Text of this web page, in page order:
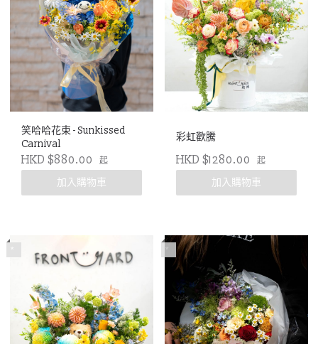
笑哈哈花束 - Sunkissed
Carnival
HKD $880.00 起
加入購物車
彩虹歡騰
HKD $1280.00 起
加入購物車
*